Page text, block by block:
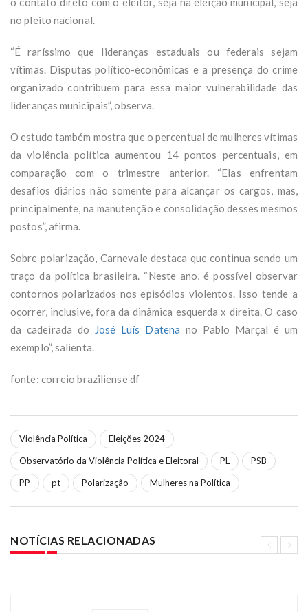
no pleito nacional.
“É raríssimo que lideranças estaduais ou federais sejam
vítimas. Disputas político-econômicas e a presença do crime
organizado contribuem para essa maior vulnerabilidade das
lideranças municipais”, observa.
O estudo também mostra que o percentual de mulheres vítimas
da violência política aumentou 14 pontos percentuais, em
comparação com o trimestre anterior. “Elas enfrentam
desafios diários não somente para alcançar os cargos, mas,
principalmente, na manutenção e consolidação desses mesmos
postos”, afirma.
Sobre polarização, Carnevale destaca que continua sendo um
traço da política brasileira. “Neste ano, é possível observar
contornos polarizados nos episódios violentos. Isso tende a
ocorrer, inclusive, fora da dinâmica esquerda x direita. O caso
da cadeirada do
José Luís Datena no Pablo Marçal é um
exemplo”, salienta.
fonte: correio braziliense df
Violência Política
Eleições 2024
Observatório da Violência Política e Eleitoral
PL
PSB
PP
pt Polarização Mulheres na Política
NOTÍCIAS RELACIONADAS